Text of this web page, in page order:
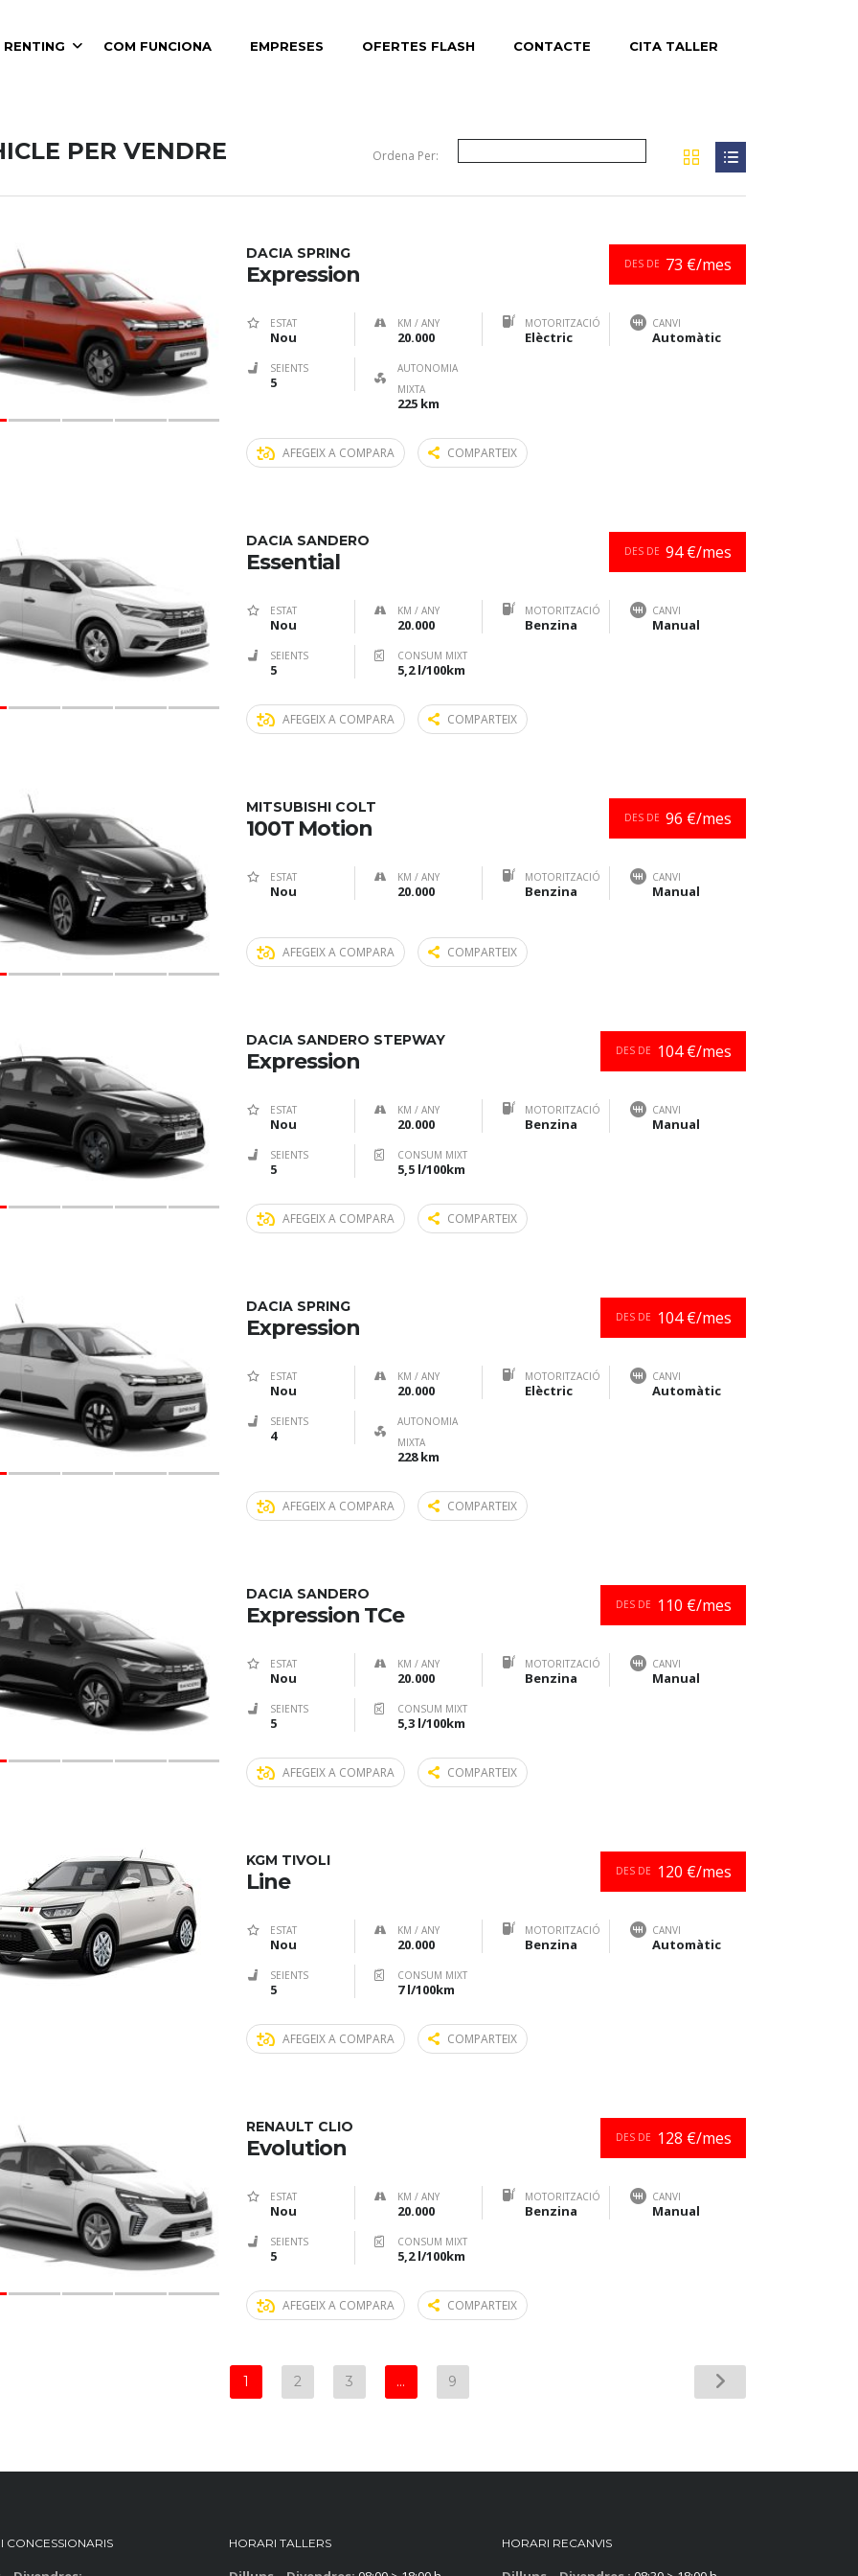
RENTING COM FUNCIONA EMPRESES OFERTES FLASH CONTACTE CITA TALLER
PER VENDRE Ordena Per:
DES DE 73 €/mes
DACIA SPRING
Expression
ESTAT
Nou
KM / ANY
20.000
MOTORITZACIÓ
Elèctric
CANVI
Automàtic
SEIENTS
5
AUTONOMIA
MIXTA
225 km
AFEGEIX A COMPARA COMPARTEIX
DES DE 94 €/mes
DACIA SANDERO
Essential
ESTAT
Nou
KM / ANY
20.000
MOTORITZACIÓ
Benzina
CANVI
Manual
SEIENTS
5
CONSUM MIXT
5,2 l/100km
AFEGEIX A COMPARA COMPARTEIX
DES DE 96 €/mes
MITSUBISHI COLT
100T Motion
ESTAT
Nou
KM / ANY
20.000
MOTORITZACIÓ
Benzina
CANVI
Manual
AFEGEIX A COMPARA COMPARTEIX
DES DE 104 €/mes
DACIA SANDERO STEPWAY
Expression
ESTAT
Nou
KM / ANY
20.000
MOTORITZACIÓ
Benzina
CANVI
Manual
SEIENTS
5
CONSUM MIXT
5,5 l/100km
AFEGEIX A COMPARA COMPARTEIX
DES DE 104 €/mes
DACIA SPRING
Expression
ESTAT
Nou
KM / ANY
20.000
MOTORITZACIÓ
Elèctric
CANVI
Automàtic
SEIENTS
4
AUTONOMIA
MIXTA
228 km
AFEGEIX A COMPARA COMPARTEIX
DES DE 110 €/mes
DACIA SANDERO
Expression TCe
ESTAT
Nou
KM / ANY
20.000
MOTORITZACIÓ
Benzina
CANVI
Manual
SEIENTS
5
CONSUM MIXT
5,3 l/100km
AFEGEIX A COMPARA COMPARTEIX
DES DE 120 €/mes
KGM TIVOLI
Line
ESTAT
Nou
KM / ANY
20.000
MOTORITZACIÓ
Benzina
CANVI
Automàtic
SEIENTS
5
CONSUM MIXT
7 l/100km
AFEGEIX A COMPARA COMPARTEIX
DES DE 128 €/mes
RENAULT CLIO
Evolution
ESTAT
Nou
KM / ANY
20.000
MOTORITZACIÓ
Benzina
CANVI
Manual
SEIENTS
5
CONSUM MIXT
5,2 l/100km
AFEGEIX A COMPARA COMPARTEIX
1 2 3 … 9
CONCESSIONARIS HORARI TALLERS HORARI RECANVIS